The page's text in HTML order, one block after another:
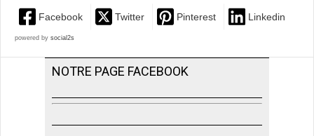
Facebook Twitter Pinterest Linkedin
powered by social2s
NOTRE PAGE FACEBOOK